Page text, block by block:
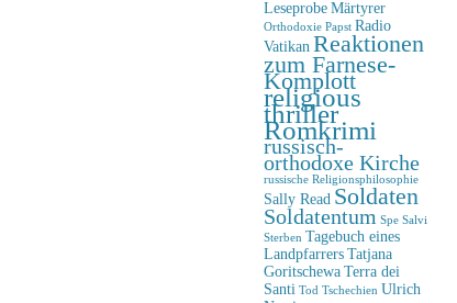
Leseprobe Märtyrer
Orthodoxie Papst Radio
Vatikan Reaktionen
zum Farnese-
Komplott
religious
thriller
Romkrimi
russisch-
orthodoxe Kirche
russische Religionsphilosophie
Sally Read Soldaten
Soldatentum Spe Salvi
Sterben Tagebuch eines
Landpfarrers Tatjana
Goritschewa Terra dei
Santi Tod Tschechien Ulrich